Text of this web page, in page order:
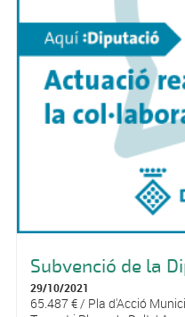
Subvenció de la
29/10/2021
65.487 € / Pla d'Acció